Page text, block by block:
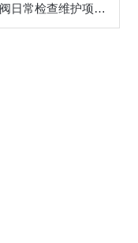
哈威比例溢流阀日常检查维护项目有什么？